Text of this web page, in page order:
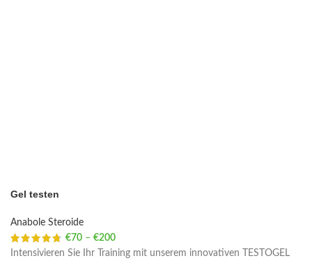
Gel testen
Anabole Steroide
€70 – €200
Intensivieren Sie Ihr Training mit unserem innovativen TESTOGEL